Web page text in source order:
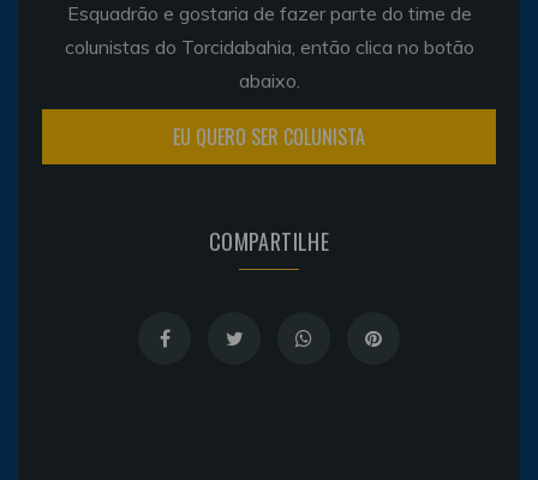
Esquadrão e gostaria de fazer parte do time de
colunistas do Torcidabahia, então clica no botão
abaixo.
EU QUERO SER COLUNISTA
COMPARTILHE